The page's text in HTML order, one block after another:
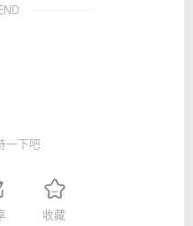
一下吧
收藏